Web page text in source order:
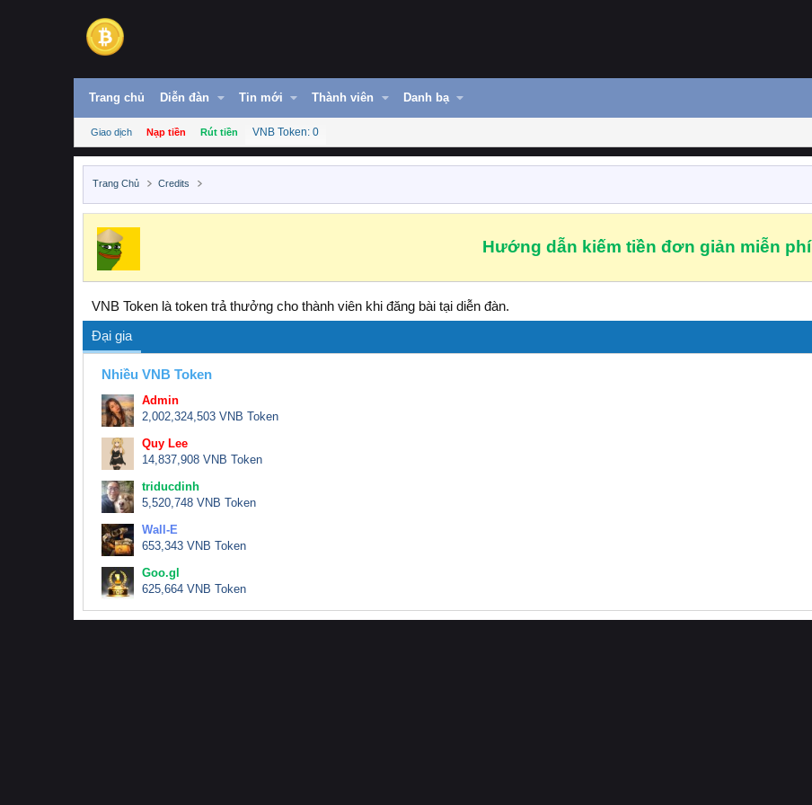
Trang chủ Diễn đàn Tin mới Thành viên Danh bạ
Giao dịch Nạp tiền Rút tiền VNB Token: 0
Trang Chủ Credits
Hướng dẫn kiếm tiền đơn giản miễn phí
VNB Token là token trả thưởng cho thành viên khi đăng bài tại diễn đàn.
Đại gia
Nhiều VNB Token
Admin
2,002,324,503 VNB Token
Quy Lee
14,837,908 VNB Token
triducdinh
5,520,748 VNB Token
Wall-E
653,343 VNB Token
Goo.gl
625,664 VNB Token